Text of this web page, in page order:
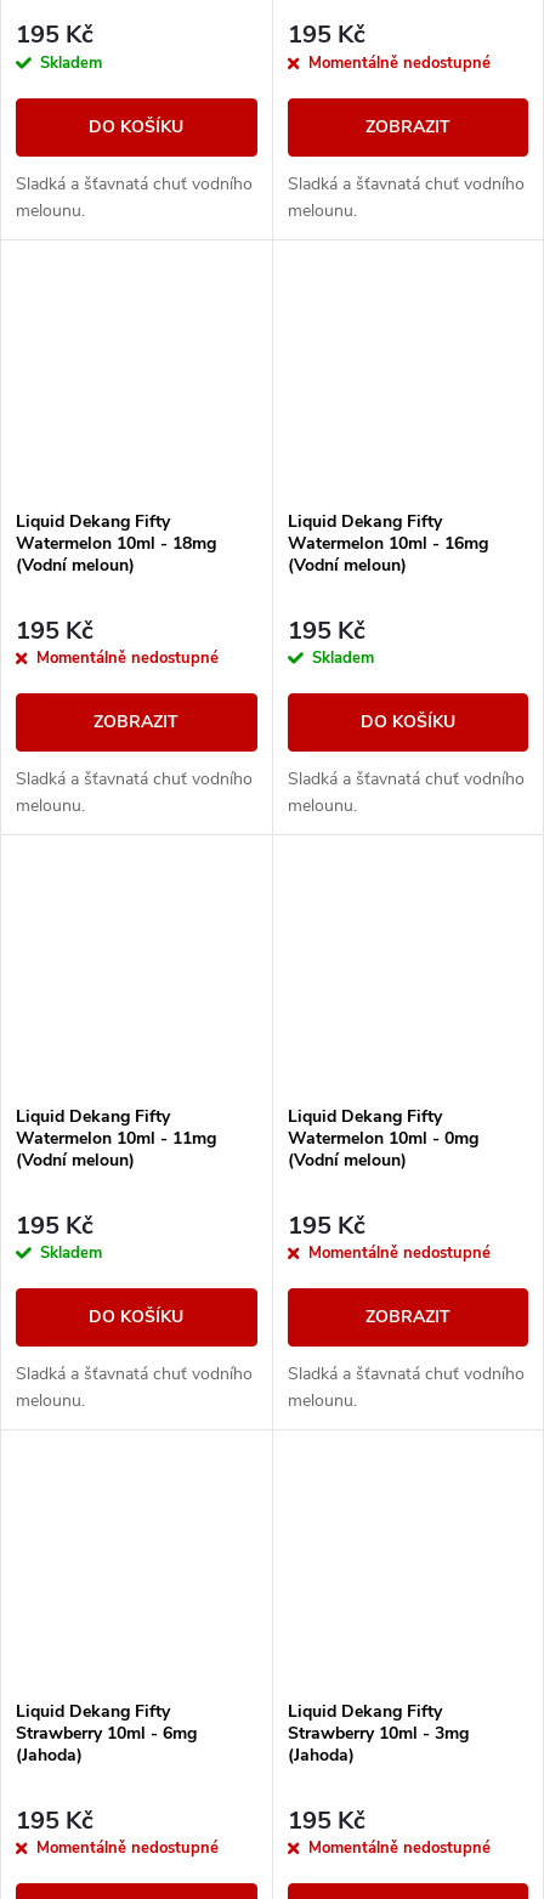
195 Kč
Skladem
DO KOŠÍKU
Sladká a šťavnatá chuť vodního
melounu.
195 Kč
Momentálně nedostupné
ZOBRAZIT
Sladká a šťavnatá chuť vodního
melounu.
Liquid Dekang Fifty
Watermelon 10ml - 18mg
(Vodní meloun)
195 Kč
Momentálně nedostupné
ZOBRAZIT
Sladká a šťavnatá chuť vodního
melounu.
Liquid Dekang Fifty
Watermelon 10ml - 16mg
(Vodní meloun)
195 Kč
Skladem
DO KOŠÍKU
Sladká a šťavnatá chuť vodního
melounu.
Liquid Dekang Fifty
Watermelon 10ml - 11mg
(Vodní meloun)
195 Kč
Skladem
DO KOŠÍKU
Sladká a šťavnatá chuť vodního
melounu.
Liquid Dekang Fifty
Watermelon 10ml - 0mg
(Vodní meloun)
195 Kč
Momentálně nedostupné
ZOBRAZIT
Sladká a šťavnatá chuť vodního
melounu.
Liquid Dekang Fifty
Strawberry 10ml - 6mg
(Jahoda)
195 Kč
Momentálně nedostupné
Liquid Dekang Fifty
Strawberry 10ml - 3mg
(Jahoda)
195 Kč
Momentálně nedostupné